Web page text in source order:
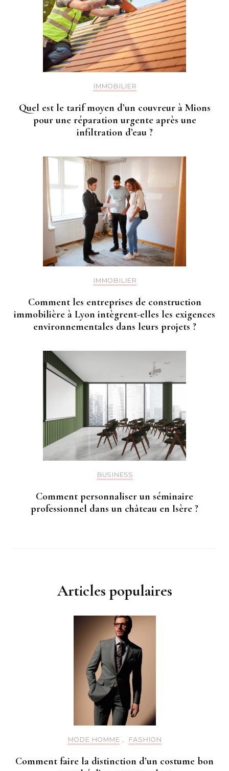
IMMOBILIER
Quel est le tarif moyen d’un couvreur à Mions
pour une réparation urgente après une
infiltration d’eau ?
IMMOBILIER
Comment les entreprises de construction
immobilière à Lyon intègrent-elles les exigences
environnementales dans leurs projets ?
BUSINESS
Comment personnaliser un séminaire
professionnel dans un château en Isère ?
Articles populaires
MODE HOMME , FASHION
Comment faire la distinction d’un costume bon